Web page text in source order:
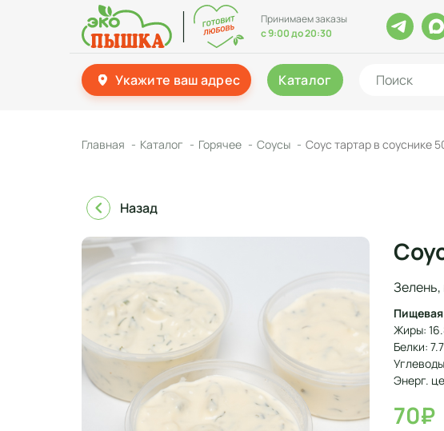
Принимаем заказы
с 9:00 до 20:30
Укажите ваш адрес Каталог
Главная Каталог Горячее Соусы Соус тартар в соуснике
Назад
Зелень,
Пищевая
Жиры:
Белки:
Энерг.
70₽